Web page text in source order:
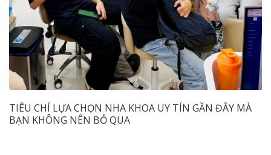
TIÊU CHÍ LỰA CHỌN NHA KHOA UY TÍN GẦN ĐÂY MÀ
BẠN KHÔNG NÊN BỎ QUA